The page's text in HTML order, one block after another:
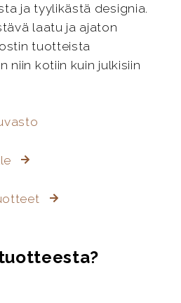
ja tyylikästä designia.
laatu ja ajaton
tuotteista
niin kotiin kuin julkisiin